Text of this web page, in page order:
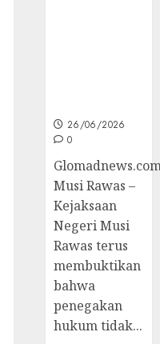
26/06/2026
0
Musi Rawas –
Kejaksaan
Negeri Musi
Rawas terus
membuktikan
bahwa
penegakan
hukum tidak...